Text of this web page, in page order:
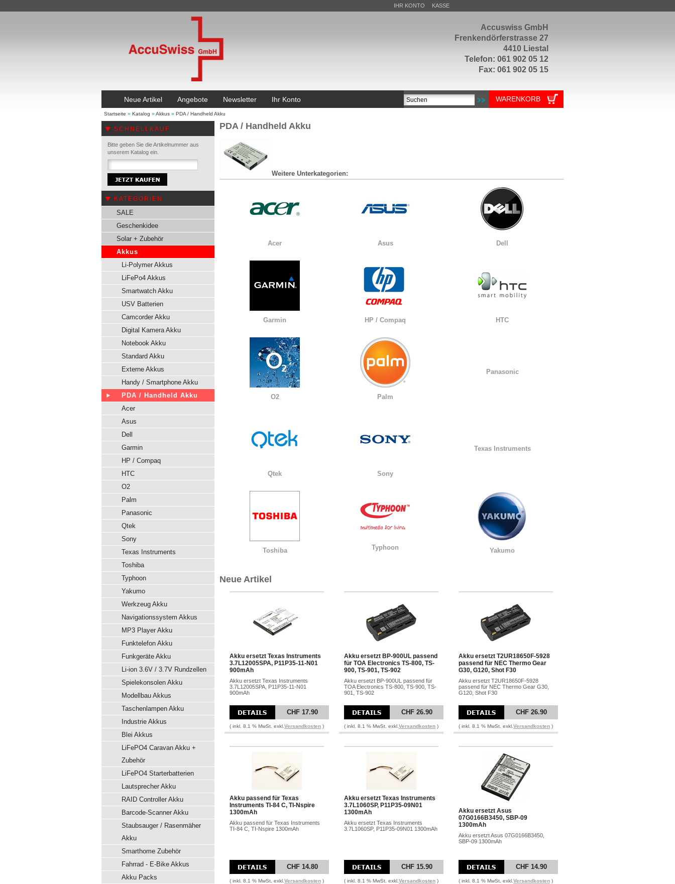
Accuswiss GmbH
Frenkendörferstrasse 27
4410 Liestal
Telefon: 061 902 05 12
Fax: 061 902 05 15
IHR KONTO KASSE
Neue Artikel Angebote Newsletter Ihr Konto WARENKORB
Startseite » Katalog » Akkus » PDA / Handheld Akku
SCHNELLKAUF
Bitte geben Sie die Artikelnummer aus
unserem Katalog ein.
KATEGORIEN
SALE
Geschenkidee
Solar + Zubehör
Akkus
Li-Polymer Akkus
LiFePo4 Akkus
Smartwatch Akku
USV Batterien
Camcorder Akku
Digital Kamera Akku
Notebook Akku
Standard Akku
Externe Akkus
Handy / Smartphone Akku
PDA / Handheld Akku
Acer
Asus
Dell
Garmin
HP / Compaq
HTC
O2
Palm
Panasonic
Qtek
Sony
Texas Instruments
Toshiba
Typhoon
Yakumo
Werkzeug Akku
Navigationssystem Akkus
MP3 Player Akku
Funktelefon Akku
Funkgeräte Akku
Li-ion 3.6V / 3.7V Rundzellen
Spielekonsolen Akku
Modellbau Akkus
Taschenlampen Akku
Industrie Akkus
Blei Akkus
LiFePO4 Caravan Akku +
Zubehör
LiFePO4 Starterbatterien
Lautsprecher Akku
RAID Controller Akku
Barcode-Scanner Akku
Staubsauger / Rasenmäher
Akku
Smarthome Zubehör
Fahrrad - E-Bike Akkus
Akku Packs
PDA / Handheld Akku
Weitere Unterkategorien:
Acer Asus Dell
Garmin HP / Compaq HTC
O2 Palm
Panasonic
Qtek Sony
Texas Instruments
Toshiba Typhoon Yakumo
Neue Artikel
Akku ersetzt Texas Instruments
3.7L12005SPA, P11P35-11-N01
900mAh
Akku ersetzt Texas Instruments
3.7L12005SPA, P11P35-11-N01
900mAh
CHF 17.90
( inkl. 8.1 % MwSt. exkl. Versandkosten )
Akku ersetzt BP-900UL passend
für TOA Electronics TS-800, TS-
900, TS-901, TS-902
Akku ersetzt BP-900UL passend für
TOA Electronics TS-800, TS-900, TS-
901, TS-902
CHF 26.90
( inkl. 8.1 % MwSt. exkl. Versandkosten )
Akku ersetzt T2UR18650F-5928
passend für NEC Thermo Gear
G30, G120, Shot F30
Akku ersetzt T2UR18650F-5928
passend für NEC Thermo Gear G30,
G120, Shot F30
CHF 26.90
( inkl. 8.1 % MwSt. exkl. Versandkosten )
Akku passend für Texas
Instruments TI-84 C, TI-Nspire
1300mAh
Akku passend für Texas Instruments
TI-84 C, TI-Nspire 1300mAh
CHF 14.80
( inkl. 8.1 % MwSt. exkl. Versandkosten )
Akku ersetzt Texas Instruments
3.7L1060SP, P11P35-09N01
1300mAh
Akku ersetzt Texas Instruments
3.7L1060SP, P11P35-09N01 1300mAh
CHF 15.90
( inkl. 8.1 % MwSt. exkl. Versandkosten )
Akku ersetzt Asus
07G0166B3450, SBP-09
1300mAh
Akku ersetzt Asus 07G0166B3450,
SBP-09 1300mAh
CHF 14.90
( inkl. 8.1 % MwSt. exkl. Versandkosten )